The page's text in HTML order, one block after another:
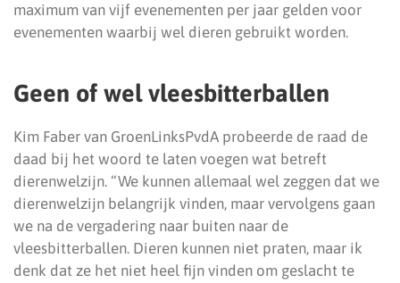
maximum van vijf evenementen per jaar gelden voor
evenementen waarbij wel dieren gebruikt worden.
Geen of wel vleesbitterballen
Kim Faber van GroenLinksPvdA probeerde de raad de
daad bij het woord te laten voegen wat betreft
dierenwelzijn. “We kunnen allemaal wel zeggen dat we
dierenwelzijn belangrijk vinden, maar vervolgens gaan
we na de vergadering naar buiten naar de
vleesbitterballen. Dieren kunnen niet praten, maar ik
denk dat ze het niet heel fijn vinden om geslacht te